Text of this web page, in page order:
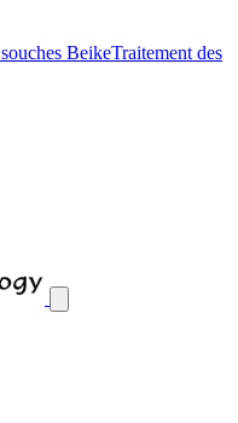
BeikeTraitement des